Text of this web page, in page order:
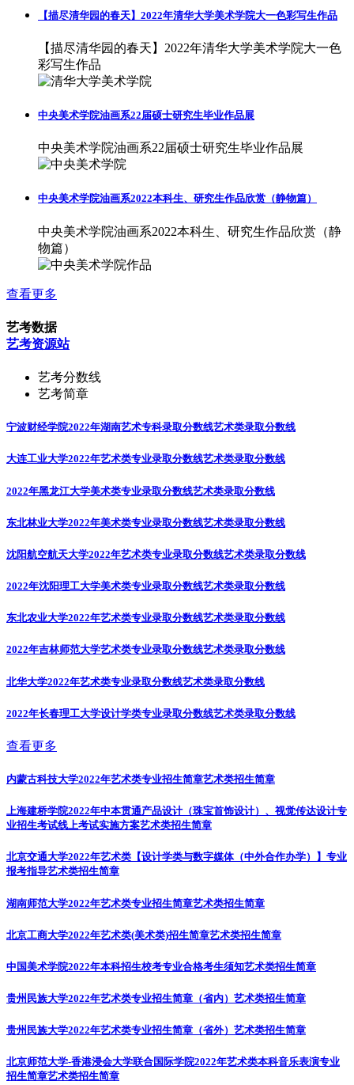
【描尽清华园的春天】2022年清华大学美术学院大一色彩写生作品
【描尽清华园的春天】2022年清华大学美术学院大一色
彩写生作品
中央美术学院油画系22届硕士研究生毕业作品展
中央美术学院油画系22届硕士研究生毕业作品展
中央美术学院油画系2022本科生、研究生作品欣赏（静物篇）
中央美术学院油画系2022本科生、研究生作品欣赏（静
物篇）
查看更多
艺考数据
艺考资源站
艺考分数线
艺考简章
宁波财经学院2022年湖南艺术专科录取分数线艺术类录取分数线
大连工业大学2022年艺术类专业录取分数线艺术类录取分数线
2022年黑龙江大学美术类专业录取分数线艺术类录取分数线
东北林业大学2022年美术类专业录取分数线艺术类录取分数线
沈阳航空航天大学2022年艺术类专业录取分数线艺术类录取分数线
2022年沈阳理工大学美术类专业录取分数线艺术类录取分数线
东北农业大学2022年艺术类专业录取分数线艺术类录取分数线
2022年吉林师范大学艺术类专业录取分数线艺术类录取分数线
北华大学2022年艺术类专业录取分数线艺术类录取分数线
2022年长春理工大学设计学类专业录取分数线艺术类录取分数线
查看更多
内蒙古科技大学2022年艺术类专业招生简章艺术类招生简章
上海建桥学院2022年中本贯通产品设计（珠宝首饰设计）、视觉传达设计专
业招生考试线上考试实施方案艺术类招生简章
北京交通大学2022年艺术类【设计学类与数字媒体（中外合作办学）】专业
报考指导艺术类招生简章
湖南师范大学2022年艺术类专业招生简章艺术类招生简章
北京工商大学2022年艺术类(美术类)招生简章艺术类招生简章
中国美术学院2022年本科招生校考专业合格考生须知艺术类招生简章
贵州民族大学2022年艺术类专业招生简章（省内） 艺术类招生简章
贵州民族大学2022年艺术类专业招生简章（省外） 艺术类招生简章
北京师范大学-香港浸会大学联合国际学院2022年艺术类本科音乐表演专业
招生简章艺术类招生简章